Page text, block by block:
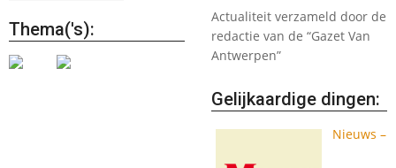
Thema('s):
Actualiteit verzameld door de
redactie van de “Gazet Van
Antwerpen”
Gelijkaardige dingen:
Nieuws –